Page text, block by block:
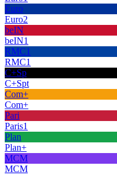
Euro
Euro2
beIN
beIN1
RMC1
RMC1
C+Sp
C+Spt
Com+
Com+
Pari
Paris1
Plan
Plan+
MCM
MCM